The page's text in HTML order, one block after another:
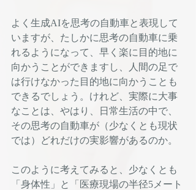
よく生成AIを思考の自動車と表現して
いますが、たしかに思考の自動車に乗
れるようになって、早く楽に目的地に
向かうことができますし、人間の足で
は行けなかった目的地に向かうことも
できるでしょう。けれど、実際に大事
なことは、やはり、日常生活の中で、
その思考の自動車が（少なくとも現状
では）どれだけの実影響があるのか。
このように考えてみると、少なくとも
「身体性」と「医療現場の半径5メート